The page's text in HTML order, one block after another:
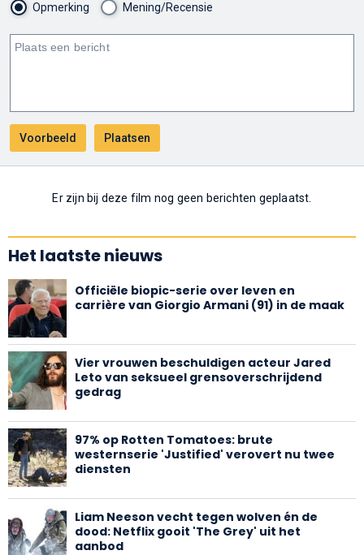
Opmerking Mening/Recensie
Er zijn bij deze film nog geen berichten geplaatst.
Het laatste nieuws
Officiële biopic-serie over leven en
carrière van Giorgio Armani (91) in de maak
Vier vrouwen beschuldigen acteur Jared
Leto van seksueel grensoverschrijdend
gedrag
97% op Rotten Tomatoes: brute
westernserie 'Justified' verovert nu twee
diensten
Liam Neeson vecht tegen wolven én de
dood: Netflix gooit 'The Grey' uit het
aanbod